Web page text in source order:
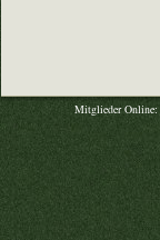
Mitglieder Online: